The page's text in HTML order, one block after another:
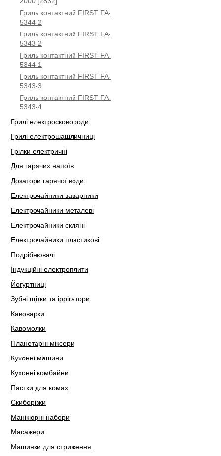
Гриль контактний FIRST FA-
5344-2
Гриль контактний FIRST FA-
5343-2
Гриль контактний FIRST FA-
5344-1
Гриль контактний FIRST FA-
5343-3
Гриль контактний FIRST FA-
5343-4
Грилі електросковороди
Грилі електрошашличниці
Грілки електричні
Для гарячих напоїв
Дозатори гарячої води
Електрочайники заварники
Електрочайники металеві
Електрочайники скляні
Електрочайники пластикові
Подрібнювачі
Індукційні електроплити
Йогуртниці
Зубні щітки та іррігатори
Кавоварки
Кавомолки
Планетарні міксери
Кухонні машини
Кухонні комбайни
Пастки для комах
Скиборізки
Манікюрні набори
Масажери
Машинки для стриження